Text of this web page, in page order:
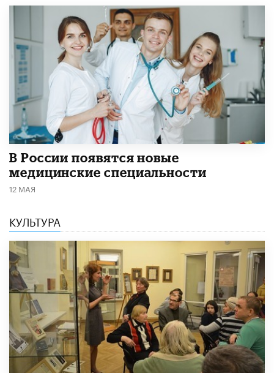
В России появятся новые
медицинские специальности
12 МАЯ
КУЛЬТУРА